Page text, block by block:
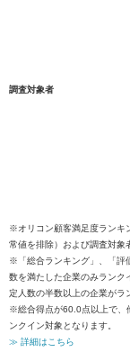
調査対象者
※オリコン顧客満足度ランキ
常値を排除）および調査対象
※「総合ランキング」、「評
数を満たした企業のみランク
定人数の半数以上の企業がラ
※総合得点が60.0点以上で、
ンクイン対象となります。
≫ 詳細はこちら